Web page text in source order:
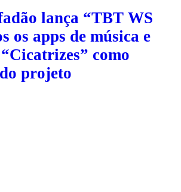
lança “TBT WS
os apps de música e
como
projeto